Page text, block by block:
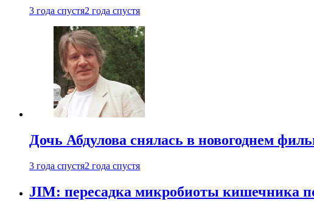
3 года спустя2 года спустя
Дочь Абдулова снялась в новогоднем
3 года спустя2 года спустя
JIM: пересадка микробиоты кишечника